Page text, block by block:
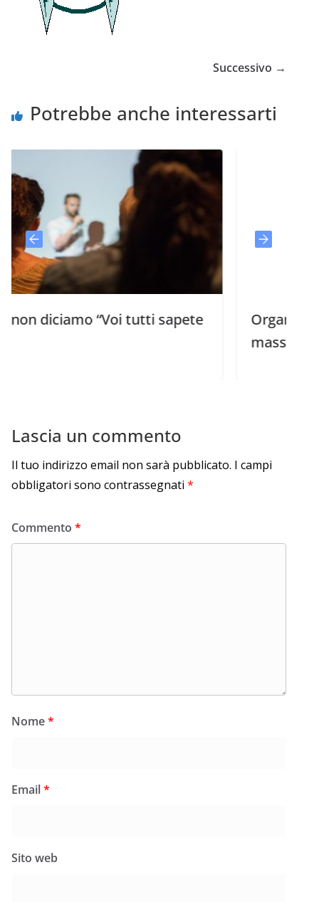
Successivo →
Potrebbe anche interessarti
“Voi tutti sapete
Organizza il tuo
massimo effetto
Lascia un commento
Il tuo indirizzo email non sarà pubblicato. I campi
obbligatori sono contrassegnati *
Commento *
Nome*
Email*
Sito web